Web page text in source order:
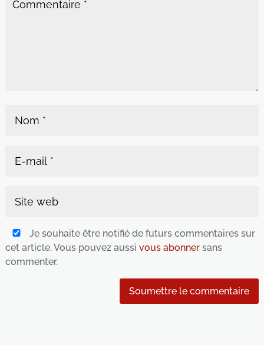
Je souhaite être notifié de futurs commentaires sur
cet article. Vous pouvez aussi vous abonnersans
commenter.
Soumettre le commentaire